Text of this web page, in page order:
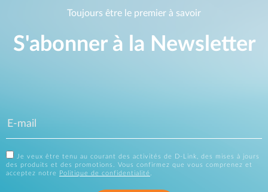
Toujours être le premier à savoir
S'abonner à la Newsletter
Je veux être tenu au courant des activités de D-Link, des mises à jours
des produits et des promotions. Vous confirmez que vous comprenez et
acceptez notre
Politique de confidentialité.